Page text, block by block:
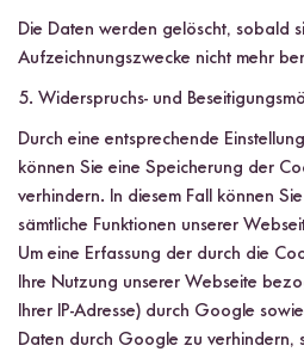
Die Daten werden gelöscht, sobald
Aufzeichnungszwecke nicht mehr
5. Widerspruchs- und
Durch eine entsprechende
können Sie eine Speicherung der
verhindern. In diesem Fall können
sämtliche Funktionen unserer
Um eine Erfassung der durch die
Ihre Nutzung unserer Webseite
Ihrer IP-Adresse) durch Google
Daten durch Google zu verhindern,